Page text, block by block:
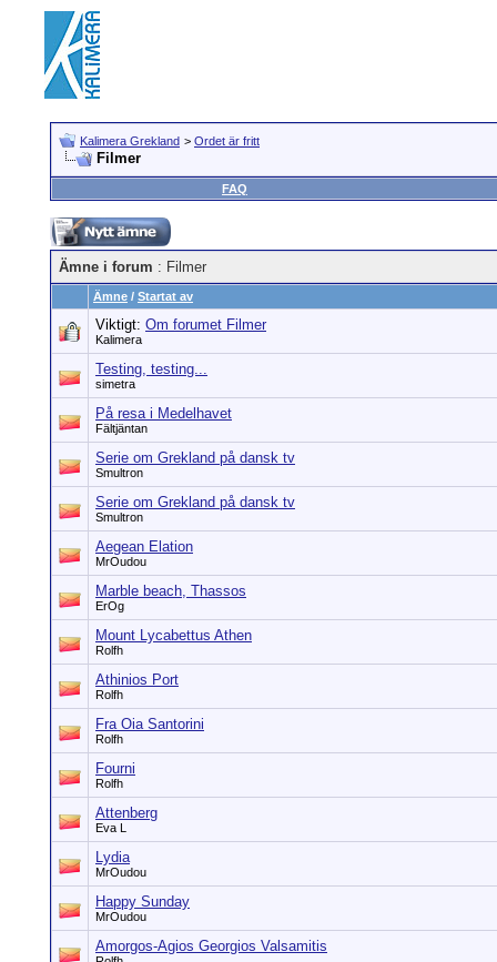
Kalimera Grekland > Ordet är fritt
Filmer
FAQ
Ämne i forum : Filmer
Ämne / Startat av
Viktigt: Om forumet Filmer
Kalimera
Testing, testing...
simetra
På resa i Medelhavet
Fältjäntan
Serie om Grekland på dansk tv
Smultron
Serie om Grekland på dansk tv
Smultron
Aegean Elation
MrOudou
Marble beach, Thassos
ErOg
Mount Lycabettus Athen
Rolfh
Athinios Port
Rolfh
Fra Oia Santorini
Rolfh
Fourni
Rolfh
Attenberg
Eva L
Lydia
MrOudou
Happy Sunday
MrOudou
Amorgos-Agios Georgios Valsamitis